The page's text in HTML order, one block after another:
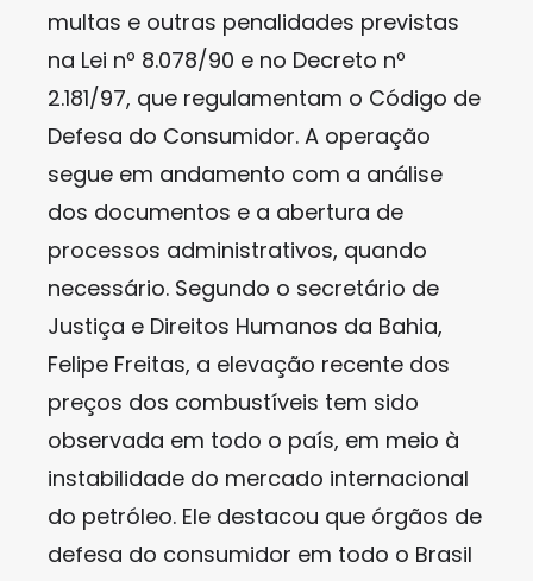
multas e outras penalidades previstas
na Lei nº 8.078/90 e no Decreto nº
2.181/97, que regulamentam o Código de
Defesa do Consumidor. A operação
segue em andamento com a análise
dos documentos e a abertura de
processos administrativos, quando
necessário. Segundo o secretário de
Justiça e Direitos Humanos da Bahia,
Felipe Freitas, a elevação recente dos
preços dos combustíveis tem sido
observada em todo o país, em meio à
instabilidade do mercado internacional
do petróleo. Ele destacou que órgãos de
defesa do consumidor em todo o Brasil